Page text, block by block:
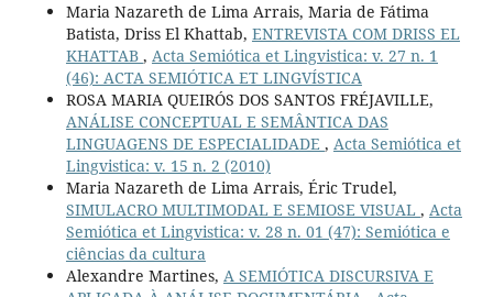
Maria Nazareth de Lima Arrais, Maria de Fátima
Batista, Driss El Khattab, ENTREVISTA COM DRISS EL
KHATTAB , Acta Semiótica et Lingvistica: v. 27 n. 1
(46): ACTA SEMIÓTICA ET LINGVÍSTICA
ROSA MARIA QUEIRÓS DOS SANTOS FRÉJAVILLE,
ANÁLISE CONCEPTUAL E SEMÂNTICA DAS
LINGUAGENS DE ESPECIALIDADE , Acta Semiótica et
Lingvistica: v. 15 n. 2 (2010)
Maria Nazareth de Lima Arrais, Éric Trudel,
SIMULACRO MULTIMODAL E SEMIOSE VISUAL , Acta
Semiótica et Lingvistica: v. 28 n. 01 (47): Semiótica e
ciências da cultura
Alexandre Martines, A SEMIÓTICA DISCURSIVA E